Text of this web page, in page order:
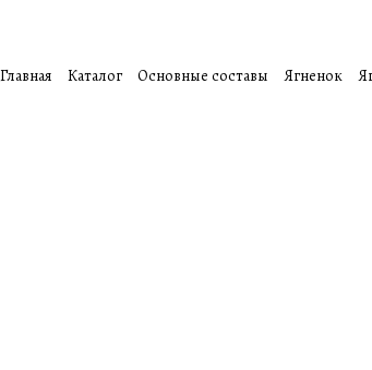
Главная Каталог Основные составы Ягненок